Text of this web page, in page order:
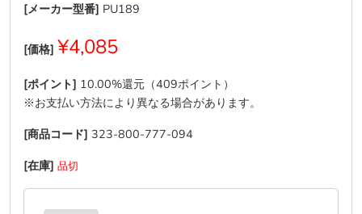
[メーカー型番] PU189
[価格] ¥4,085
[ポイント] 10.00%還元（409ポイント）
※お支払い方法により異なる場合があります。
[商品コード] 323-800-777-094
[在庫] 品切